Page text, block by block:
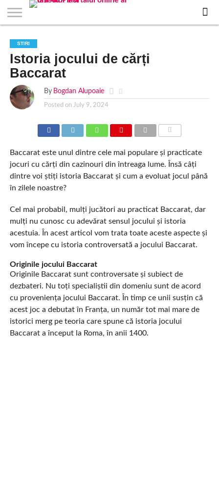
STIRI
APARTAMENTE
NOI IASI
STIRI
IASI
JOBS
IN
IASI
FILME
LA
CINEMA
CLUBURI /
DISCOTECI
BARURI /
CAFENELE
SALI DE
FORTA
SI
FITNESS
SALOANE DE
INFRUMUSETARE
AGENTII
DE
TURISM
IASI
RESTAURANTE
IN IASI
PIZZA
IN
IASI
PISCINA
IN IASI
FLORARII
RADIO
LIVE
IN
IASI
SPALATORII
AUTO
TRACTARI
AUTO
TAXI
IN
IASI
CINEMA
TEATRU
HOTELURI
/
PENSIUNI
TEREN
SPORTIV
TEREN
TENIS
IASI
FARMACII
NON
STOP
COFFEE-
TO-GO
FIRME DE
PUBLICITATE
RENT
A
CAR
STIRI
Istoria jocului de cărți
Baccarat
By Bogdan Alupoaie
Posted on July 9, 2024
Baccarat este unul dintre cele mai populare și practicate
jocuri cu cărți din cazinouri din întreaga lume. Însă câți
dintre voi știți istoria Baccarat și cum a evoluat jocul până
în zilele noastre?
Cel mai probabil, mulți jucători au practicat Baccarat, dar
mulți nu cunosc cu adevărat sensul jocului și istoria
acestuia. În acest articol vom trata toate aceste aspecte și
vom începe cu istoria controversată a jocului Baccarat.
Originile jocului Baccarat
Originile Baccarat sunt controversate și subiect de
dezbateri. Nu toți specialiștii din domeniu sunt de acord
cu proveniența jocului Baccarat. În timp ce unii susțin că
acest joc a debutat în Franța, un număr tot mai mare de
istorici merg pe teoria care spune că istoria jocului
Baccarat a început la Roma, în anii 1400.